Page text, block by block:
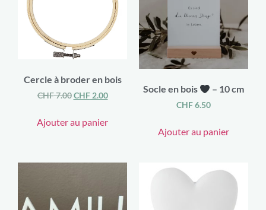
Cercle à broder en bois
CHF7.00 CHF2.00
Ajouter au panier
Socle en bois – 10 cm
CHF6.50
Ajouter au panier